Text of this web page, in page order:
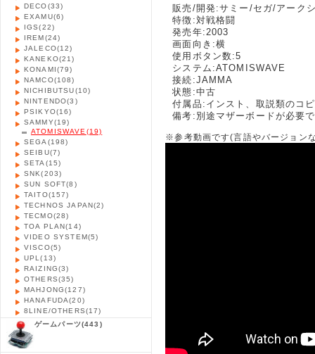
DECO(33)
EXAMU(6)
IGS(22)
IREM(24)
JALECO(12)
KANEKO(21)
KONAMI(79)
NAMCO(108)
NICHIBUTSU(10)
NINTENDO(3)
PSIKYO(16)
SAMMY(19)
ATOMISWAVE (19)
SEGA (198)
SEIBU(7)
SETA (15)
SNK(203)
SUN SOFT(8)
TAITO(157)
TECHNOS JAPAN(2)
TECMO(28)
TOA PLAN(14)
VIDEO SYSTEM(5)
VISCO(5)
UPL(13)
RAIZING(3)
OTHERS(35)
MAHJONG(127)
HANAFUDA(20)
8LINE/OTHERS(17)
ゲームパーツ(443)
販売/開発:サミー/セガ/アーク
特徴:対戦格闘
発売年:2003
画面向き:横
使用ボタン数:5
システム:ATOMISWAVE
接続:JAMMA
状態:中古
付属品:インスト、取説類のコ
備考:別途マザーボードが必要
※参考動画です(言語やバージョン